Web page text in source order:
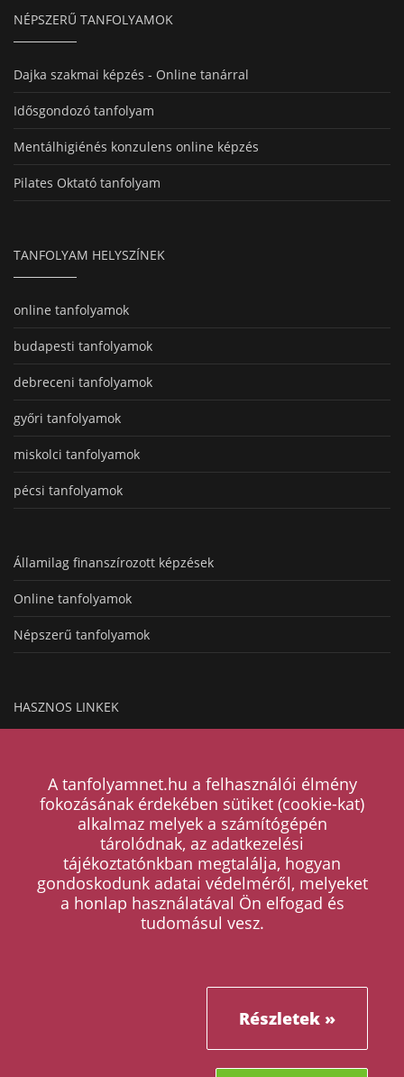
NÉPSZERŰ TANFOLYAMOK
Dajka szakmai képzés - Online tanárral
Idősgondozó tanfolyam
Mentálhigiénés konzulens online képzés
Pilates Oktató tanfolyam
TANFOLYAM HELYSZÍNEK
online tanfolyamok
budapesti tanfolyamok
debreceni tanfolyamok
győri tanfolyamok
miskolci tanfolyamok
pécsi tanfolyamok
Államilag finanszírozott képzések
Online tanfolyamok
Népszerű tanfolyamok
HASZNOS LINKEK
Magazin
Kapcsolat
A tanfolyamnet.hu a felhasználói élmény
fokozásának érdekében sütiket (cookie-kat)
alkalmaz melyek a számítógépén
tárolódnak, az adatkezelési
tájékoztatónkban megtalálja, hogyan
gondoskodunk adatai védelméről, melyeket
a honlap használatával Ön elfogad és
tudomásul vesz.
Részletek »